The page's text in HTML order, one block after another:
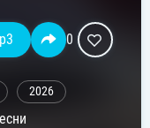
0
2026